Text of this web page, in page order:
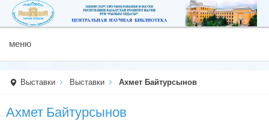
меню
Выставки Выставки Ахмет Байтурсынов
Ахмет Байтурсынов